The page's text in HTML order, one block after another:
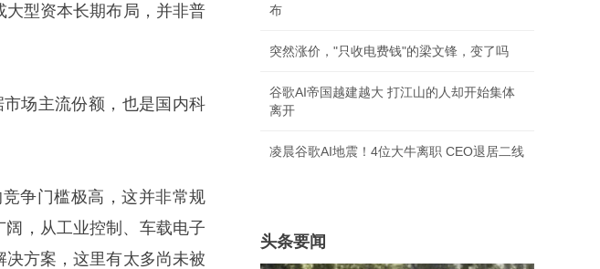
型资本长期布局，并非普
场主流份额，也是国内科
争门槛极高，这并非常规
，从工业控制、车载电子
方案，这里有太多尚未被
布
突然涨价，"只收电费钱"的梁文锋，变了吗
谷歌AI帝国越建越大 打江山的人却开始集体
离开
凌晨谷歌AI地震！4位大牛离职 CEO退居二线
头条要闻